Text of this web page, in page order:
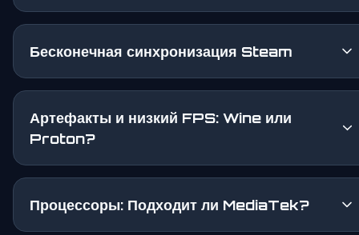
Бесконечная синхронизация Steam
Артефакты и низкий FPS: Wine или
Proton?
Процессоры: Подходит ли MediaTek?